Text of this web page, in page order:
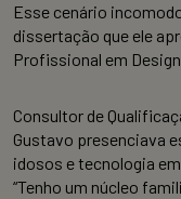
Esse cenário
dissertação que ele
Profissional em
Consultor de
Gustavo presenciava
idosos e tecnologia
“Tenho um núcleo